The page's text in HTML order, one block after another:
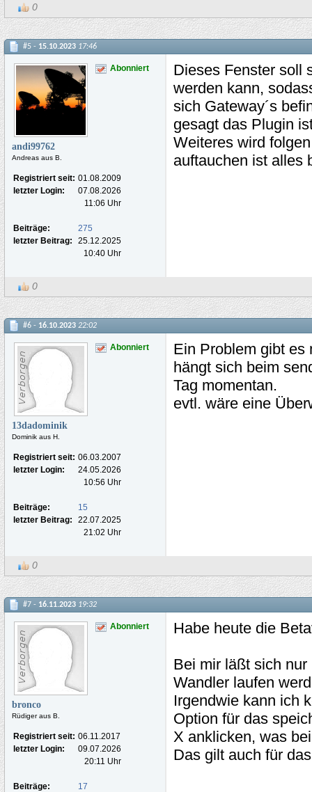
0
#5 - 15.10.2023 17:46
Abonniert
andi99762
Andreas aus B.
Registriert seit: 01.08.2009
letzter Login:
07.08.2026
11:06 Uhr
Beiträge:
275
letzter Beitrag:
25.12.2025
10:40 Uhr
Dieses Fenster soll
werden kann,
sich Gateway´s
gesagt das Plugin
Weiteres wird
auftauchen ist alles
0
#6 - 16.10.2023 22:02
Abonniert
13dadominik
Dominik aus H.
Registriert seit: 06.03.2007
letzter Login:
24.05.2026
10:56 Uhr
Beiträge:
15
letzter Beitrag:
22.07.2025
21:02 Uhr
Ein Problem gibt es
hängt sich beim
Tag momentan.
evtl. wäre eine
0
#7 - 16.11.2023 19:32
Abonniert
bronco
Rüdiger aus B.
Registriert seit: 06.11.2017
letzter Login:
09.07.2026
20:11 Uhr
Beiträge:
17
Habe heute die
Bei mir läßt sich
Wandler laufen
Irgendwie kann ich
Option für das
X anklicken, was
Das gilt auch für